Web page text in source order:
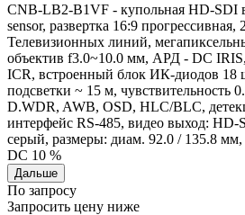
CNB-LB2-B1VF - купольная HD-SDI
sensor, развертка 16:9
Телевизионных линий,
объектив f3.0~10.0 мм, АРД - DC
ICR, встроенный блок ИК-диодов 18
подсветки ~ 15 м, чувствительность
D.WDR, AWB, OSD, HLC/BLC,
интерфейс RS-485, видео выход: HD-
серый, размеры: диам. 92.0 / 135.8
DC 10 %
Дальше
По запросу
Запросить цену ниже